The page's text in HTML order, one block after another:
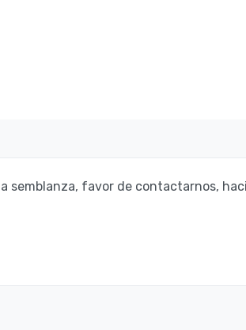
semblanza, favor de contactarnos,